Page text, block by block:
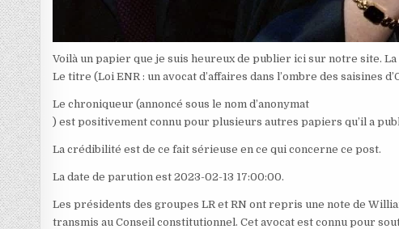
Voilà un papier que je suis heureux de publier ici sur notre site.
Le titre (Loi ENR : un avocat d’affaires dans l’ombre des saisines
Le chroniqueur (annoncé sous le nom d’anonymat
) est positivement connu pour plusieurs autres papiers qu’il a
La crédibilité est de ce fait sérieuse en ce qui concerne ce post.
La date de parution est 2023-02-13 17:00:00.
Les présidents des groupes LR et RN ont repris une note de
transmis au Conseil constitutionnel. Cet avocat est connu pour